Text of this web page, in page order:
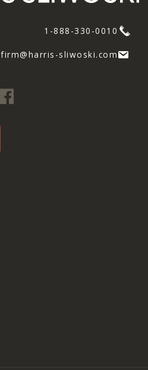
1-888-330-0010
firm@harris-sliwoski.com